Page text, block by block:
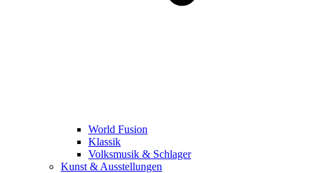
World Fusion
Klassik
Volksmusik & Schlager
Kunst & Ausstellungen